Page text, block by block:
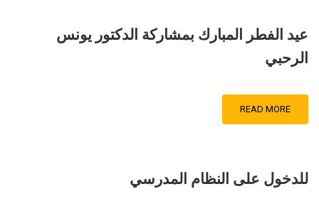
عيد الفطر المبارك بمشاركة الدكتور يونس
الرحبي
READ MORE
للدخول على النظام المدرسي